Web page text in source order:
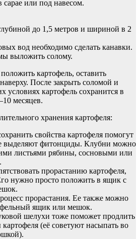
сарае или под навесом.
до 1,5 метров и шириной в 2
вод необходимо сделать канавки.
выложить солому.
картофель, оставить
После закрыть соломой и
условиях картофель сохранится в
месяцев.
хранения картофеля:
свойства картофеля помогут
выделяют фитонциды. Клубни можно
листьями рябины, сосновыми или
прорастанию картофеля,
нужно просто положить в ящик с
прорастания. Ее также можно
ящик или мешок.
шелухи тоже поможет продлить
(её советуют насыпать во